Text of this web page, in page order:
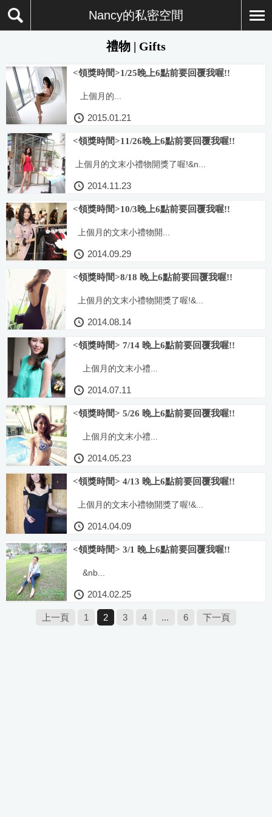
Nancy的私密空間
禮物 | Gifts
<領獎時間>1/25晚上6點前要回覆我喔!!
上個月的...
2015.01.21
<領獎時間>11/26晚上6點前要回覆我喔!!
上個月的文末小禮物開獎了喔!&n...
2014.11.23
<領獎時間>10/3晚上6點前要回覆我喔!!
上個月的文末小禮物開...
2014.09.29
<領獎時間>8/18 晚上6點前要回覆我喔!!
上個月的文末小禮物開獎了喔!&...
2014.08.14
<領獎時間> 7/14 晚上6點前要回覆我喔!!
上個月的文末小禮...
2014.07.11
<領獎時間> 5/26 晚上6點前要回覆我喔!!
上個月的文末小禮...
2014.05.23
<領獎時間> 4/13 晚上6點前要回覆我喔!!
上個月的文末小禮物開獎了喔!&...
2014.04.09
<領獎時間> 3/1 晚上6點前要回覆我喔!!
&nb...
2014.02.25
上一頁 1 2 3 4 ... 6 下一頁